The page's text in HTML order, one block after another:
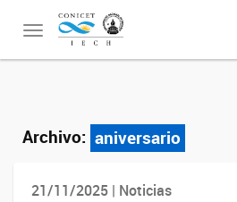
Toggle
Archivo: aniversario
21/11/2025 | Noticias